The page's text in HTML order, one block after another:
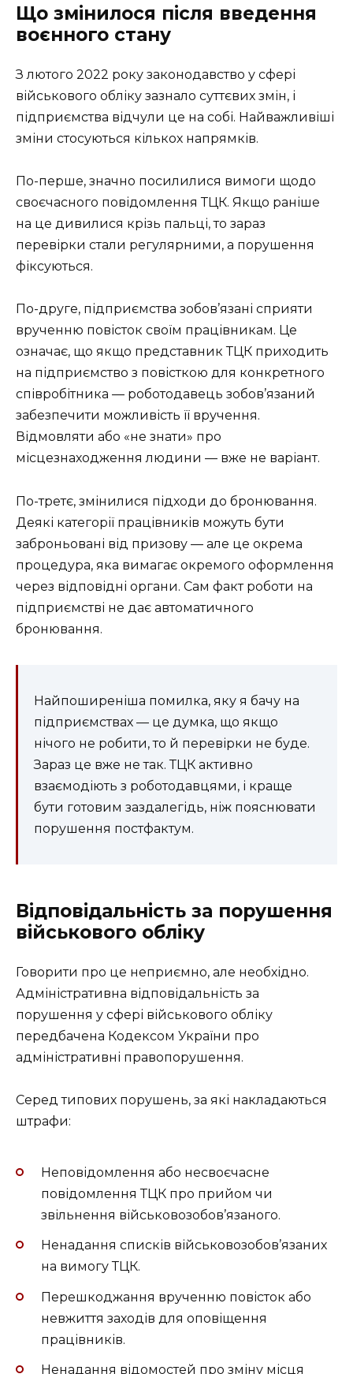
Що змінилося після введення
воєнного стану
З лютого 2022 року законодавство у сфері
військового обліку зазнало суттєвих змін, і
підприємства відчули це на собі. Найважливіші
зміни стосуються кількох напрямків.
По-перше, значно посилилися вимоги щодо
своєчасного повідомлення ТЦК. Якщо раніше
на це дивилися крізь пальці, то зараз
перевірки стали регулярними, а порушення
фіксуються.
По-друге, підприємства зобов’язані сприяти
врученню повісток своїм працівникам. Це
означає, що якщо представник ТЦК приходить
на підприємство з повісткою для конкретного
співробітника — роботодавець зобов’язаний
забезпечити можливість її вручення.
Відмовляти або «не знати» про
місцезнаходження людини — вже не варіант.
По-третє, змінилися підходи до бронювання.
Деякі категорії працівників можуть бути
заброньовані від призову — але це окрема
процедура, яка вимагає окремого оформлення
через відповідні органи. Сам факт роботи на
підприємстві не дає автоматичного
бронювання.
Найпоширеніша помилка, яку я бачу на
підприємствах — це думка, що якщо
нічого не робити, то й перевірки не буде.
Зараз це вже не так. ТЦК активно
взаємодіють з роботодавцями, і краще
бути готовим заздалегідь, ніж пояснювати
порушення постфактум.
Відповідальність за порушення
військового обліку
Говорити про це неприємно, але необхідно.
Адміністративна відповідальність за
порушення у сфері військового обліку
передбачена Кодексом України про
адміністративні правопорушення.
Серед типових порушень, за які накладаються
штрафи:
Неповідомлення або несвоєчасне
повідомлення ТЦК про прийом чи
звільнення військовозобов’язаного.
Ненадання списків військовозобов’язаних
на вимогу ТЦК.
Перешкоджання врученню повісток або
невжиття заходів для оповіщення
працівників.
Ненадання відомостей про зміну місця